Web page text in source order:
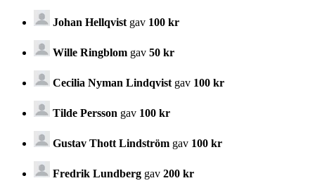
Johan Hellqvist gav 100 kr
Wille Ringblom gav 50 kr
Cecilia Nyman Lindqvist gav 100 kr
Tilde Persson gav 100 kr
Gustav Thott Lindström gav 100 kr
Fredrik Lundberg gav 200 kr